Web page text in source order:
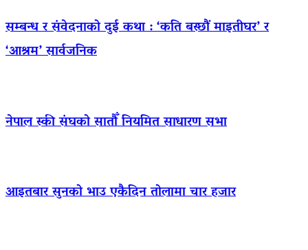
सम्बन्ध र संवेदनाको दुई कथा : ‘कति बस्छौं माइतीघर’ र
‘आश्रम’ सार्वजनिक
नेपाल स्की संघको सातौँ नियमित साधारण सभा
आइतबार सुनको भाउ एकैदिन तोलामा चार हजार